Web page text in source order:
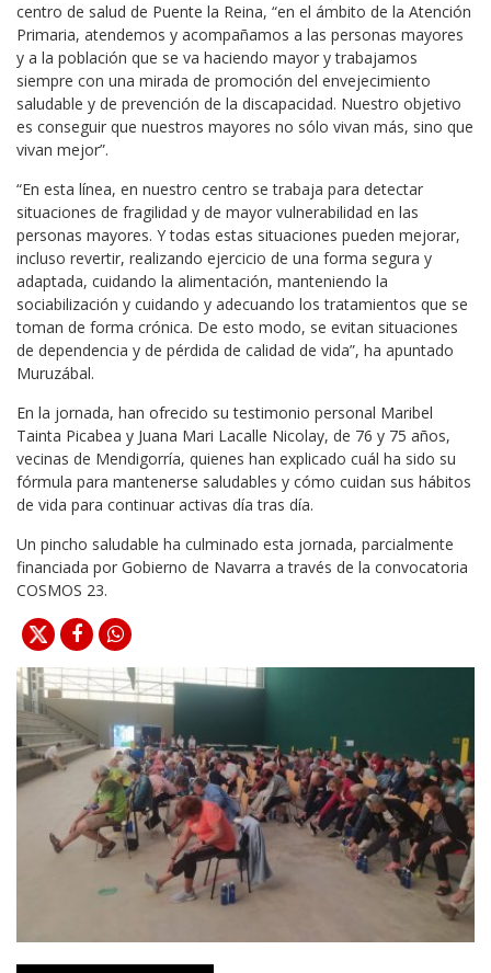
centro de salud de Puente la Reina, “en el ámbito de la Atención
Primaria, atendemos y acompañamos a las personas mayores
y a la población que se va haciendo mayor y trabajamos
siempre con una mirada de promoción del envejecimiento
saludable y de prevención de la discapacidad. Nuestro objetivo
es conseguir que nuestros mayores no sólo vivan más, sino que
vivan mejor”.
“En esta línea, en nuestro centro se trabaja para detectar
situaciones de fragilidad y de mayor vulnerabilidad en las
personas mayores. Y todas estas situaciones pueden mejorar,
incluso revertir, realizando ejercicio de una forma segura y
adaptada, cuidando la alimentación, manteniendo la
sociabilización y cuidando y adecuando los tratamientos que se
toman de forma crónica. De esto modo, se evitan situaciones
de dependencia y de pérdida de calidad de vida”, ha apuntado
Muruzábal.
En la jornada, han ofrecido su testimonio personal Maribel
Tainta Picabea y Juana Mari Lacalle Nicolay, de 76 y 75 años,
vecinas de Mendigorría, quienes han explicado cuál ha sido su
fórmula para mantenerse saludables y cómo cuidan sus hábitos
de vida para continuar activas día tras día.
Un pincho saludable ha culminado esta jornada, parcialmente
financiada por Gobierno de Navarra a través de la convocatoria
COSMOS 23.